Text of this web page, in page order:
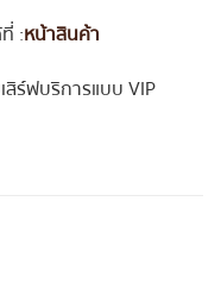
:หน้าสินค้า
สิร์ฟบริการแบบ VIP